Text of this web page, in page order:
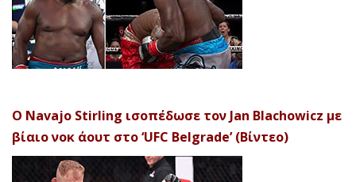
Ο Navajo Stirling ισοπέδωσε τον Jan Blachowicz με
βίαιο νοκ άουτ στο ‘UFC Belgrade’ (Βίντεο)